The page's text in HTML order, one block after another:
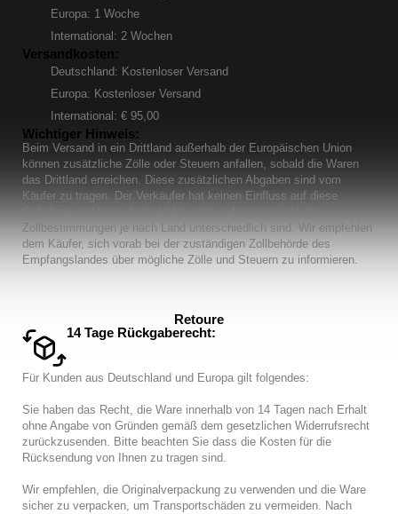
Europa: 1 Woche
International: 2 Wochen
Versandkosten:
Deutschland: Kostenloser Versand
Europa: Kostenloser Versand
International: € 95,00
Wichtiger Hinweis:
Beim Versand in ein Drittland außerhalb der Europäischen Union
können zusätzliche Zölle oder Steuern anfallen, sobald die Waren
das Drittland erreichen. Diese zusätzlichen Abgaben sind vom
Käufer zu tragen. Der Verkäufer hat keinen Einfluss auf diese
Zollbestimmungen je nach Land unterschiedlich sind. Wir empfehlen
dem Käufer, sich vorab bei der zuständigen Zollbehörde des
Empfangslandes über mögliche Zölle und Steuern zu informieren.
Retoure
14 Tage Rückgaberecht:
Für Kunden aus Deutschland und Europa gilt folgendes:
Sie haben das Recht, die Ware innerhalb von 14 Tagen nach Erhalt
ohne Angabe von Gründen gemäß dem gesetzlichen Widerrufsrecht
zurückzusenden. Bitte beachten Sie dass die Kosten für die
Rücksendung von Ihnen zu tragen sind.
Wir empfehlen, die Originalverpackung zu verwenden und die Ware
sicher zu verpacken, um Transportschäden zu vermeiden. Nach